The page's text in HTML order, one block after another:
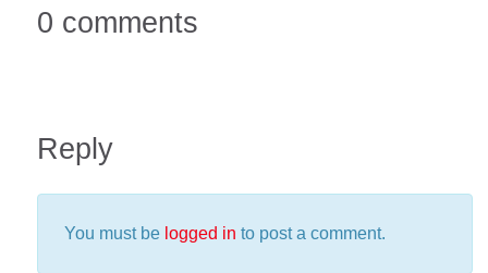
0 comments
Reply
You must be logged in to post a comment.